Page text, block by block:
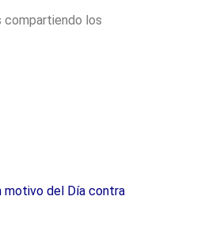
compartiendo los
motivo del Día contra